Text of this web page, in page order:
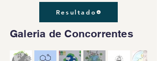
Resultado
Galeria de Concorrentes